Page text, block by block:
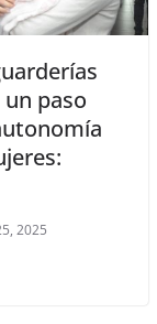
un paso
2025